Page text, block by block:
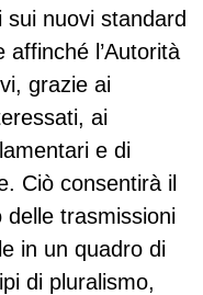
sui nuovi standard
l’Autorità
grazie ai
ai
e di
Ciò consentirà il
trasmissioni
in un quadro di
di pluralismo,